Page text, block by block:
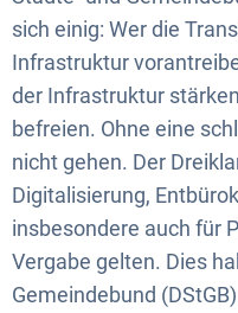
sich einig: Wer die
Infrastruktur
der Infrastruktur
befreien. Ohne eine
nicht gehen. Der
Digitalisierung,
insbesondere auch für
Vergabe gelten. Dies
Gemeindebund